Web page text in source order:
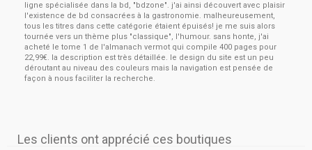
ligne spécialisée dans la bd, "bdzone". j'ai ainsi découvert avec plaisir
l'existence de bd consacrées à la gastronomie. malheureusement,
tous les titres dans cette catégorie étaient épuisés! je me suis alors
tournée vers un thème plus "classique", l'humour. sans honte, j'ai
acheté le tome 1 de l'almanach vermot qui compile 400 pages pour
22,99€. la description est très détaillée. le design du site est un peu
déroutant au niveau des couleurs mais la navigation est pensée de
façon à nous faciliter la recherche.
Les clients ont apprécié ces boutiques